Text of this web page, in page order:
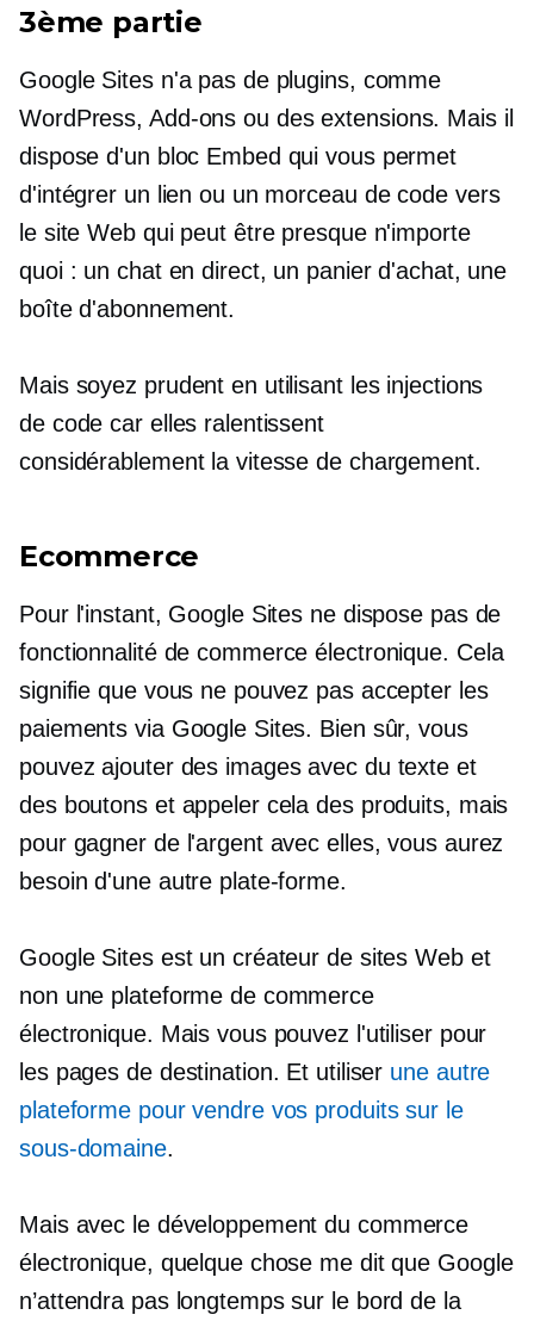
3ème partie
Google Sites n'a pas de plugins, comme
WordPress, Add-ons ou des extensions. Mais il
dispose d'un bloc Embed qui vous permet
d'intégrer un lien ou un morceau de code vers
le site Web qui peut être presque n'importe
quoi : un chat en direct, un panier d'achat, une
boîte d'abonnement.
Mais soyez prudent en utilisant les injections
de code car elles ralentissent
considérablement la vitesse de chargement.
Ecommerce
Pour l'instant, Google Sites ne dispose pas de
fonctionnalité de commerce électronique. Cela
signifie que vous ne pouvez pas accepter les
paiements via Google Sites. Bien sûr, vous
pouvez ajouter des images avec du texte et
des boutons et appeler cela des produits, mais
pour gagner de l'argent avec elles, vous aurez
besoin d'une autre plate-forme.
Google Sites est un créateur de sites Web et
non une plateforme de commerce
électronique. Mais vous pouvez l'utiliser pour
les pages de destination. Et utiliser une autre
plateforme pour vendre vos produits sur le
sous-domaine.
Mais avec le développement du commerce
électronique, quelque chose me dit que Google
n’attendra pas longtemps sur le bord de la